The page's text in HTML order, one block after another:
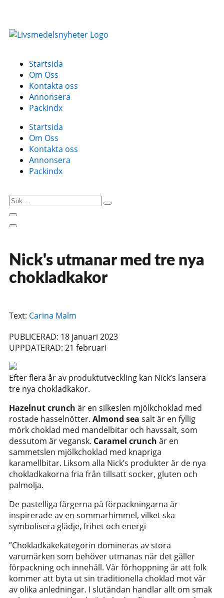
Startsida
Om Oss
Kontakta oss
Annonsera
Packindx
Startsida
Om Oss
Kontakta oss
Annonsera
Packindx
Nick's utmanar med tre nya
chokladkakor
Text: Carina Malm
PUBLICERAD: 18 januari 2023
UPPDATERAD: 21 februari
Efter flera år av produktutveckling kan Nick’s lansera
tre nya chokladkakor.
Hazelnut crunch är en silkeslen mjölkchoklad med
rostade hasselnötter. Almond sea salt är en fyllig
mörk choklad med mandelbitar och havssalt, som
dessutom är vegansk. Caramel crunch är en
sammetslen mjölkchoklad med knapriga
karamellbitar. Liksom alla Nick’s produkter är de nya
chokladkakorna fria från tillsatt socker, gluten och
palmolja.
De pastelliga färgerna på förpackningarna är
inspirerade av en sommarhimmel, vilket ska
symbolisera glädje, frihet och energi
”Chokladkakekategorin domineras av stora
varumärken som behöver utmanas när det gäller
förpackning och innehåll. Vår förhoppning är att folk
kommer att byta ut sin traditionella choklad mot vår
av olika anledningar. I slutändan handlar allt om smak